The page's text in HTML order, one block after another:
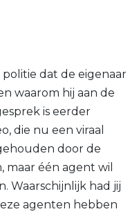
dat de eigenaar
waarom hij aan de
is eerder
die nu een viraal
door de
één agent wil
Waarschijnlijk had jij
agenten hebben